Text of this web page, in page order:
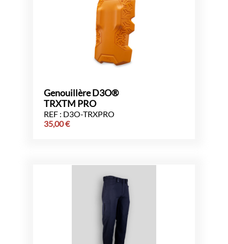
Genouillère D3O®
TRXTM PRO
REF : D3O-TRXPRO
35,00€